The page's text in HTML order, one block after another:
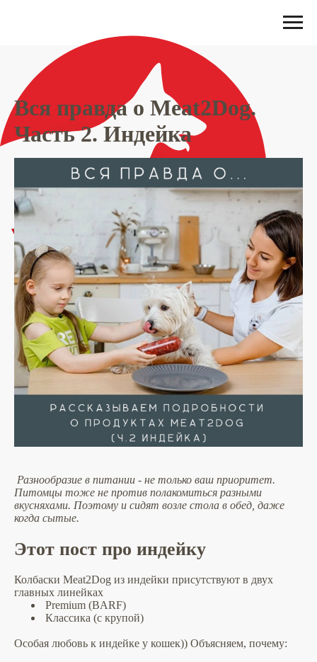
Вся правда о Meat2Dog.
Часть 2. Индейка
Разнообразие в питании - не только ваш приоритет.
Питомцы тоже не против полакомиться разными
вкусняхами. Поэтому и сидят возле стола в обед, даже
когда сытые.
Этот пост про индейку
Колбаски Meat2Dog из индейки присутствуют в двух
главных линейках
Premium (BARF)
Классика (с крупой)
Особая любовь к индейке у кошек)) Объясняем, почему: